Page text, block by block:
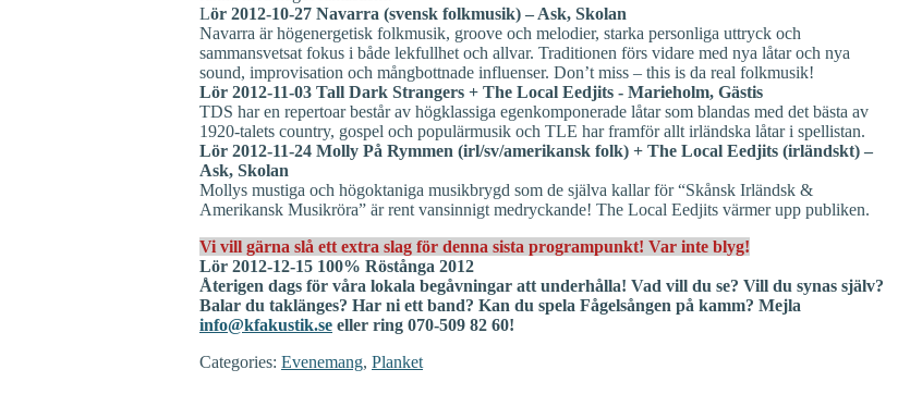
Lör 2012‐10‐27 Navarra (svensk folkmusik) – Ask, Skolan
Navarra är högenergetisk folkmusik, groove och melodier, starka personliga uttryck och
sammansvetsat fokus i både lekfullhet och allvar. Traditionen förs vidare med nya låtar och nya
sound, improvisation och mångbottnade influenser. Don’t miss – this is da real folkmusik!
Lör 2012‐11‐03 Tall Dark Strangers + The Local Eedjits ‐ Marieholm, Gästis
TDS har en repertoar består av högklassiga egenkomponerade låtar som blandas med det bästa av
1920-talets country, gospel och populärmusik och TLE har framför allt irländska låtar i spellistan.
Lör 2012‐11‐24 Molly På Rymmen (irl/sv/amerikansk folk) + The Local Eedjits (irländskt) –
Ask, Skolan
Mollys mustiga och högoktaniga musikbrygd som de själva kallar för “Skånsk Irländsk &
Amerikansk Musikröra” är rent vansinnigt medryckande! The Local Eedjits värmer upp publiken.
Vi vill gärna slå ett extra slag för denna sista programpunkt! Var inte blyg!
Lör 2012‐12‐15 100% Röstånga 2012
Återigen dags för våra lokala begåvningar att underhålla! Vad vill du se? Vill du synas själv?
Balar du taklänges? Har ni ett band? Kan du spela Fågelsången på kamm? Mejla
info@kfakustik.se eller ring 070‐509 82 60!
Categories: Evenemang, Planket